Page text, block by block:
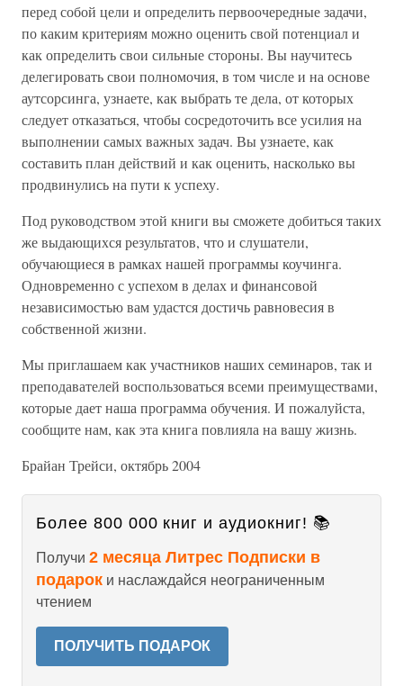
перед собой цели и определить первоочередные задачи,
по каким критериям можно оценить свой потенциал и
как определить свои сильные стороны. Вы научитесь
делегировать свои полномочия, в том числе и на основе
аутсорсинга, узнаете, как выбрать те дела, от которых
следует отказаться, чтобы сосредоточить все усилия на
выполнении самых важных задач. Вы узнаете, как
составить план действий и как оценить, насколько вы
продвинулись на пути к успеху.
Под руководством этой книги вы сможете добиться таких
же выдающихся результатов, что и слушатели,
обучающиеся в рамках нашей программы коучинга.
Одновременно с успехом в делах и финансовой
независимостью вам удастся достичь равновесия в
собственной жизни.
Мы приглашаем как участников наших семинаров, так и
преподавателей воспользоваться всеми преимуществами,
которые дает наша программа обучения. И пожалуйста,
сообщите нам, как эта книга повлияла на вашу жизнь.
Брайан Трейси, октябрь 2004
Более 800 000 книг и аудиокниг! 📚
Получи 2 месяца Литрес Подписки в
подарок и наслаждайся неограниченным
чтением
ПОЛУЧИТЬ ПОДАРОК